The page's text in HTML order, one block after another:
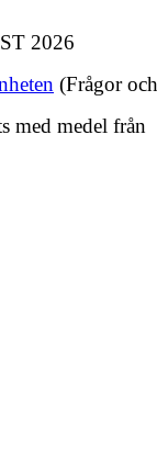
2026
(Frågor
med medel från